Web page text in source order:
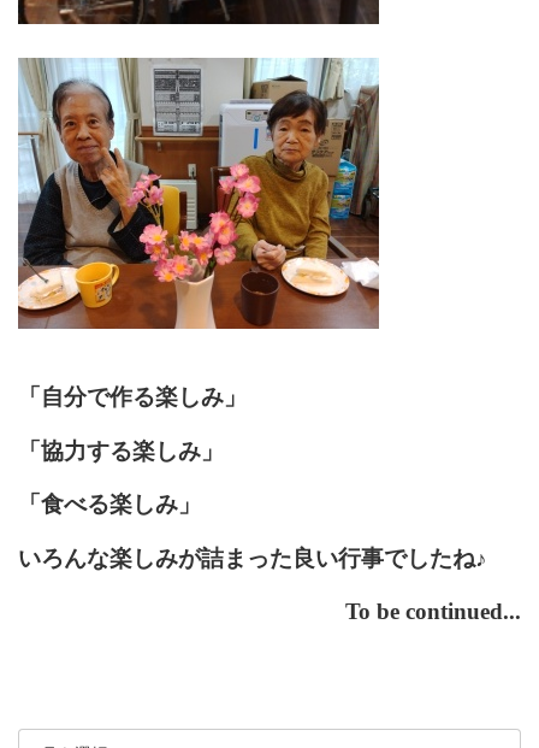
「自分で作る楽しみ」
「協力する楽しみ」
「食べる楽しみ」
いろんな楽しみが詰まった良い行事でしたね♪
To be continued...